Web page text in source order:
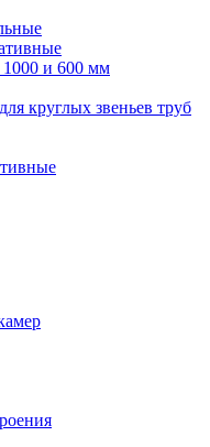
1000 и 600 мм
круглых звеньев труб